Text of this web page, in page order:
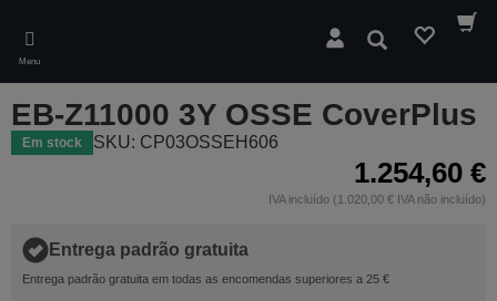
main
content
Menu
Pesquisar
EB-Z11000 3Y OSSE CoverPlus
Em stock SKU: CP03OSSEH606
1.254,60 €
IVA incluído (1.020,00 € IVA não incluído)
Entrega padrão gratuita
Entrega padrão gratuita em todas as encomendas superiores a 25 €